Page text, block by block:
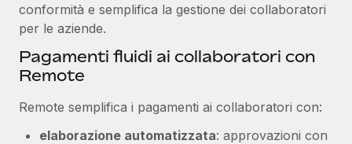
conformità e semplifica la gestione dei collaboratori
per le aziende.
Pagamenti fluidi ai collaboratori con
Remote
Remote semplifica i pagamenti ai collaboratori con:
elaborazione automatizzata: approvazioni con